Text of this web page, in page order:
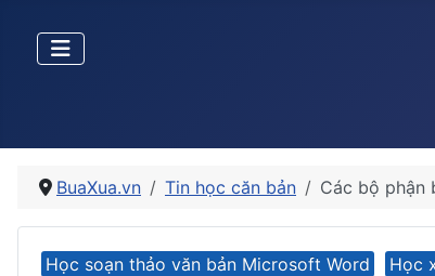
BuaXua.vn Tin học căn bản Các bộ phận
Học soạn thảo văn bản Microsoft Word Học